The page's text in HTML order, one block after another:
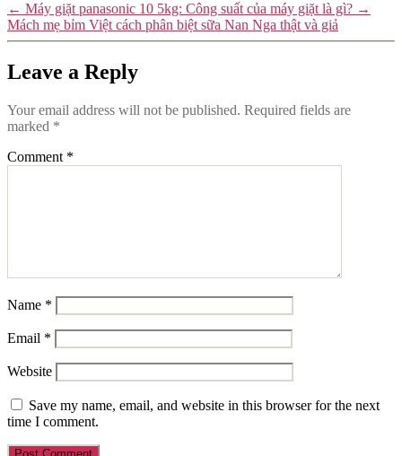
← Máy giặt panasonic 10 5kg: Công suất của máy giặt là gì? →
Mách mẹ bỉm Việt cách phân biệt sữa Nan Nga thật và giả
Leave a Reply
Your email address will not be published. Required fields are
marked *
Comment *
Name *
Email *
Website
Save my name, email, and website in this browser for the next
time I comment.